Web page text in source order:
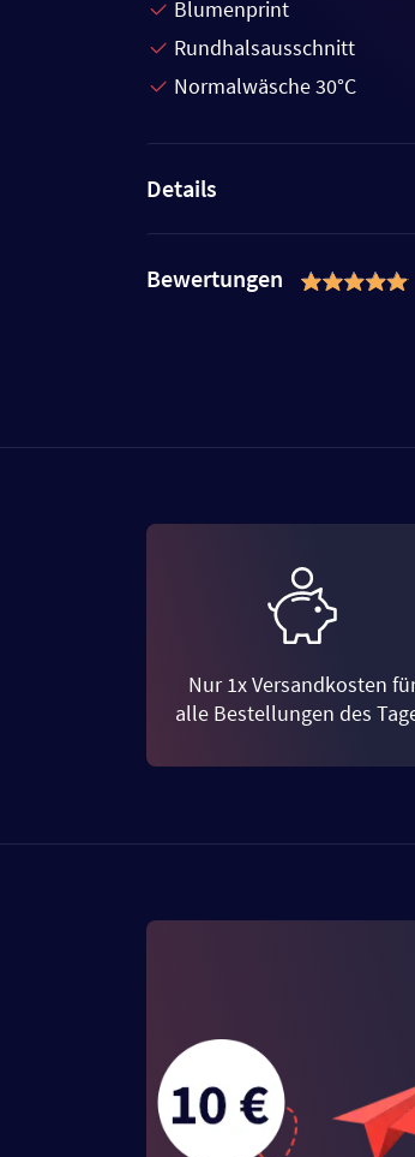
Blumenprint
Rundhalsausschnitt
Normalwäsche 30°C
Details
Bewertungen
Nur 1x Versandkosten
alle Bestellungen des